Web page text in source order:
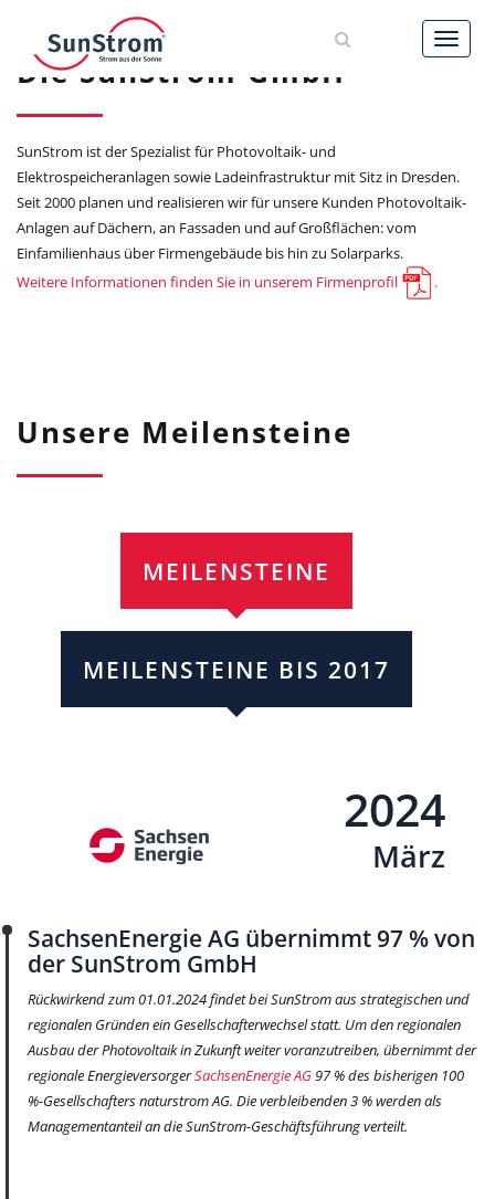
AKTUELLES
LEISTUNGEN
REFERENZEN
UNTERNEHMEN
KARRIERE 6
Die SunStrom GmbH
SunStrom ist der Spezialist für Photovoltaik- und
Elektrospeicheranlagen sowie Ladeinfrastruktur mit Sitz in Dresden.
Seit 2000 planen und realisieren wir für unsere Kunden Photovoltaik-
Anlagen auf Dächern, an Fassaden und auf Großflächen: vom
Einfamilienhaus über Firmengebäude bis hin zu Solarparks.
Weitere Informationen finden Sie in unserem Firmenprofil
.
Unsere Meilensteine
MEILENSTEINE
MEILENSTEINE BIS 2017
2024
März
SachsenEnergie AG übernimmt 97 % von
der SunStrom GmbH
Rückwirkend zum 01.01.2024 findet bei SunStrom aus strategischen und
regionalen Gründen ein Gesellschafterwechsel statt. Um den regionalen
Ausbau der Photovoltaik in Zukunft weiter voranzutreiben, übernimmt der
regionale EnergieversorgerSachsenEnergie AG97 % des bisherigen 100
%-Gesellschafters naturstrom AG. Die verbleibenden 3 % werden als
Managementanteil an die SunStrom-Geschäftsführung verteilt.